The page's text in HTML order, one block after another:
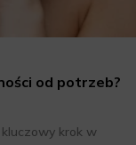
od potrzeb?
krok w